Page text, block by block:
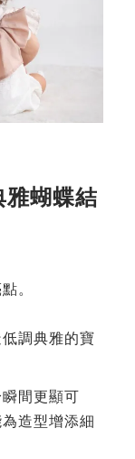
蝴蝶結
。
調典雅的寶
間更顯可
造型增添細